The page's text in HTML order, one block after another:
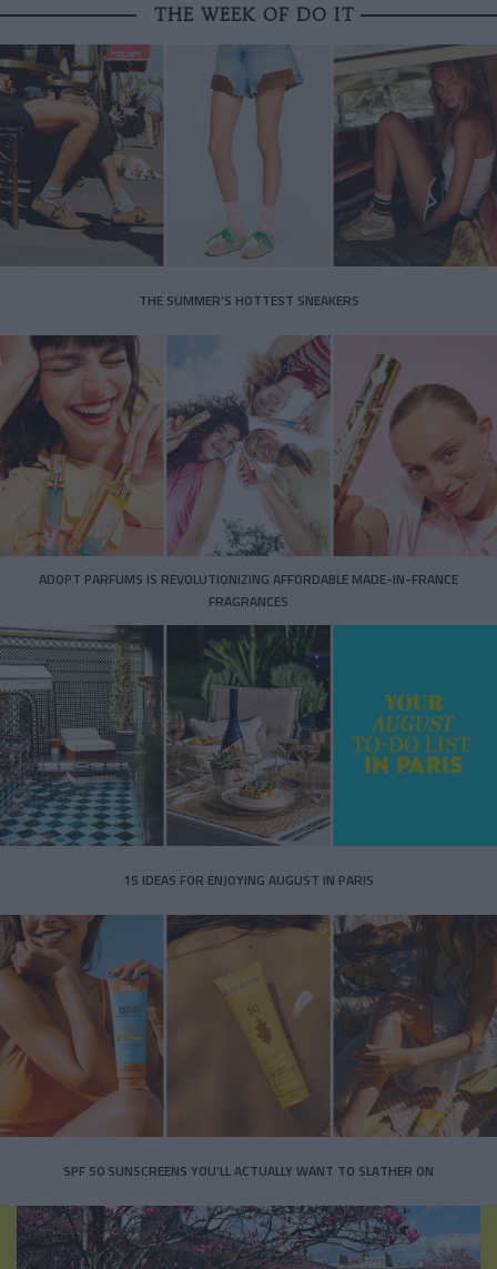
THE WEEK OF DO IT
THE SUMMER’S HOTTEST SNEAKERS
ADOPT PARFUMS IS REVOLUTIONIZING AFFORDABLE MADE-IN-FRANCE
FRAGRANCES
15 IDEAS FOR ENJOYING AUGUST IN PARIS
SPF 50 SUNSCREENS YOU'LL ACTUALLY WANT TO SLATHER ON